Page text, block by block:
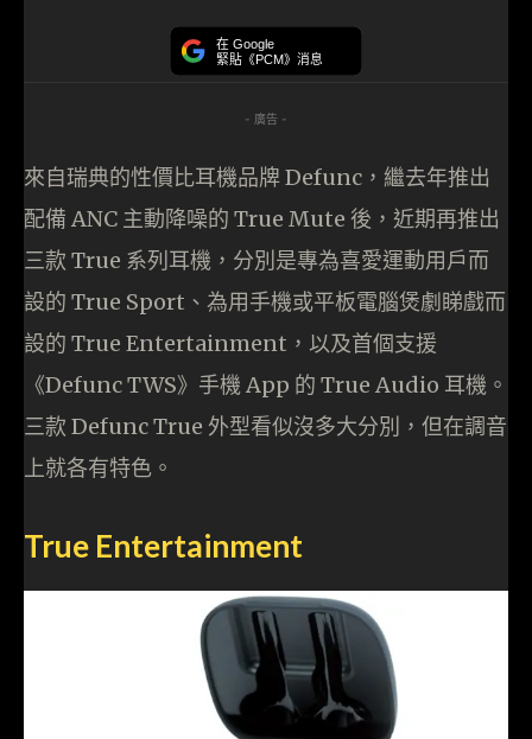
在 Google
緊貼《PCM》消息
- 廣告 -
來自瑞典的性價比耳機品牌 Defunc，繼去年推出
配備 ANC 主動降噪的 True Mute 後，近期再推出
三款 True 系列耳機，分別是專為喜愛運動用戶而
設的 True Sport、為用手機或平板電腦煲劇睇戲而
設的 True Entertainment，以及首個支援
《Defunc TWS》手機 App 的 True Audio 耳機。
三款 Defunc True 外型看似沒多大分別，但在調音
上就各有特色。
True Entertainment